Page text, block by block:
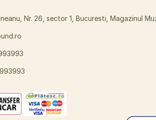
Nr. 26, sector 1, Bucuresti, Magazinul